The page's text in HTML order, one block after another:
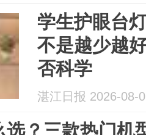
学生护眼台
不是越少越
否科学
湛江日报 2026-08-
选？三款热门机